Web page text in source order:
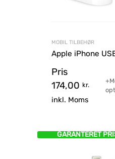
MOBIL TILBEHØR
Apple iPhone
Pris
174,00 kr.
inkl. Moms
GARANTERET